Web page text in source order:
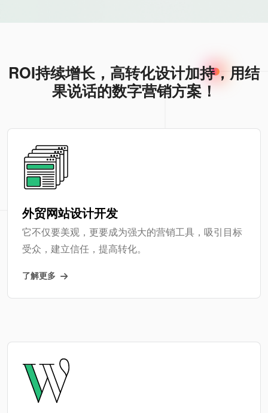
ROI持续增长，高转化设计加持，用结
果说话的数字营销方案！
外贸网站设计开发
它不仅要美观，更要成为强大的营销工具，吸引目标
受众，建立信任，提高转化。
了解更多